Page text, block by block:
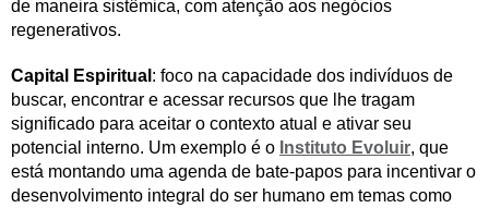
de maneira sistêmica, com atenção aos negócios
regenerativos.
Capital Espiritual : foco na capacidade dos indivíduos de
buscar, encontrar e acessar recursos que lhe tragam
significado para aceitar o contexto atual e ativar seu
potencial interno. Um exemplo é o Instituto Evoluir, que
está montando uma agenda de bate-papos para incentivar o
desenvolvimento integral do ser humano em temas como